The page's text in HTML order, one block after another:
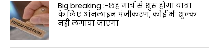
Big breaking :-छह मार्च से शुरू होगा यात्रा
के लिए ऑनलाइन पंजीकरण, कोई भी शुल्क
नहीं लगाया जाएगा